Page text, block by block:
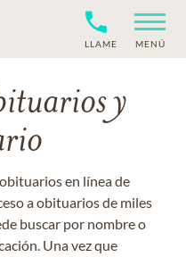
LLAME MENÚ
y
en línea de
a obituarios de miles
buscar por nombre o
Una vez que